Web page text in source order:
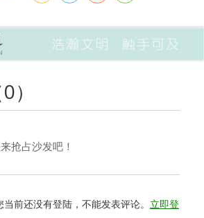
0）
抢占沙发吧！
当前还没有登陆，不能发表评论。 立即登